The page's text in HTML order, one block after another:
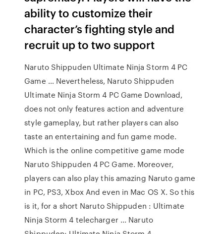
ability to customize their
character’s fighting style and
recruit up to two support
Naruto Shippuden Ultimate Ninja Storm 4 PC
Game … Nevertheless, Naruto Shippuden
Ultimate Ninja Storm 4 PC Game Download,
does not only features action and adventure
style gameplay, but rather players can also
taste an entertaining and fun game mode.
Which is the online competitive game mode
Naruto Shippuden 4 PC Game. Moreover,
players can also play this amazing Naruto game
in PC, PS3, Xbox And even in Mac OS X. So this
is it, for a short Naruto Shippuden : Ultimate
Ninja Storm 4 telecharger ... Naruto